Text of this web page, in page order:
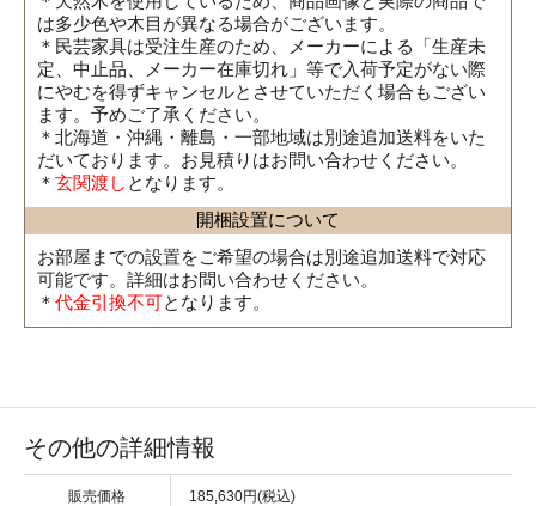
は多少色や木目が異なる場合がございます。
＊民芸家具は受注生産のため、メーカーによる「生産未
定、中止品、メーカー在庫切れ」等で入荷予定がない際
にやむを得ずキャンセルとさせていただく場合もござい
ます。予めご了承ください。
＊北海道・沖縄・離島・一部地域は別途追加送料をいた
だいております。お見積りはお問い合わせください。
＊ 玄関渡し となります。
開梱設置について
お部屋までの設置をご希望の場合は別途追加送料で対応
可能です。詳細はお問い合わせください。
＊ 代金引換不可となります。
その他の詳細情報
販売価格 185,630円(税込)